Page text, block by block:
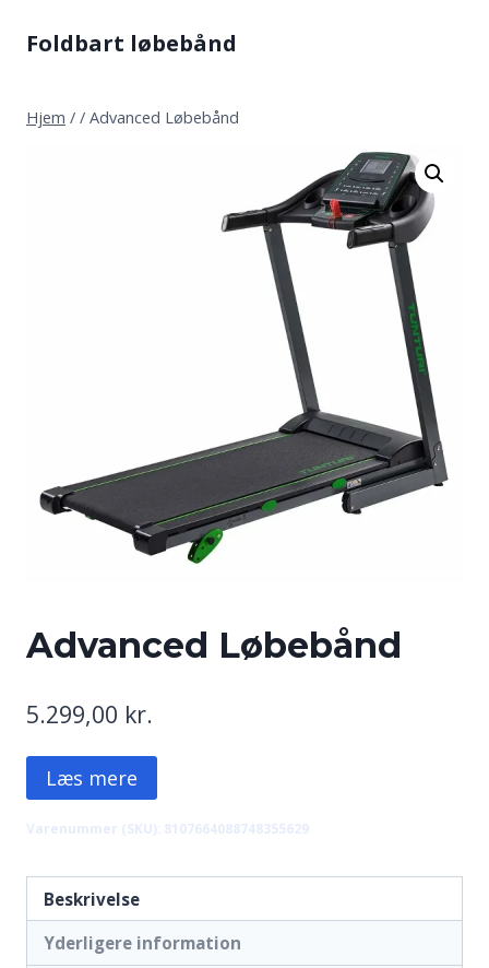
Foldbart løbebånd
Hjem / / Advanced Løbebånd
Advanced Løbebånd
5.299,00 kr.
Læs mere
Varenummer (SKU): 8107664088748355629
Beskrivelse
Yderligere information